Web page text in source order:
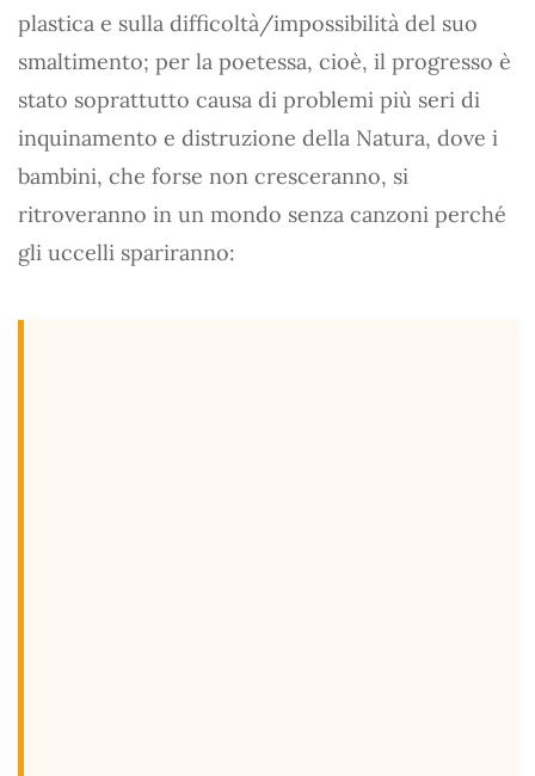
plastica e sulla difficoltà/impossibilità del suo
smaltimento; per la poetessa, cioè, il progresso è
stato soprattutto causa di problemi più seri di
inquinamento e distruzione della Natura, dove i
bambini, che forse non cresceranno, si
ritroveranno in un mondo senza canzoni perché
gli uccelli spariranno: